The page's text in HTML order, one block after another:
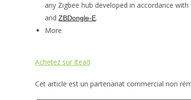
any Zigbee hub developed in accordance
and ZBDongle-E.
More
Achetez sur Itead
Cet article est un partenariat commercial non